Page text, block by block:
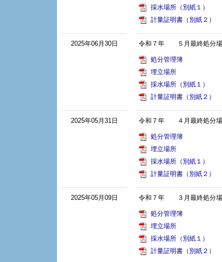
採水場所（別紙１）
計量証明書（別紙２）
2025年06月30日 令和７年 ５月最終処分
処分管理簿
埋立場所
採水場所（別紙１）
計量証明書（別紙２）
2025年05月31日 令和７年 ４月最終処分
処分管理簿
埋立場所
採水場所（別紙１）
計量証明書（別紙２）
2025年05月09日 令和７年 ３月最終処分
処分管理簿
埋立場所
採水場所（別紙１）
計量証明書（別紙２）